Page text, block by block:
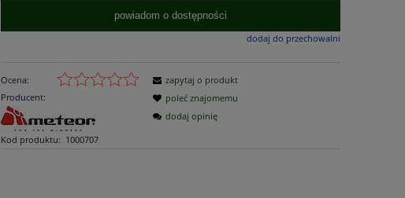
powiadom o dostępności
dodaj do przechowalni
Ocena:
Producent:
Kod produktu: 1000707
zapytaj o produkt
poleć znajomemu
dodaj opinię